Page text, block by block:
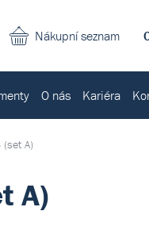
Nákupní seznam
O nás Kariéra
(set A)
A)